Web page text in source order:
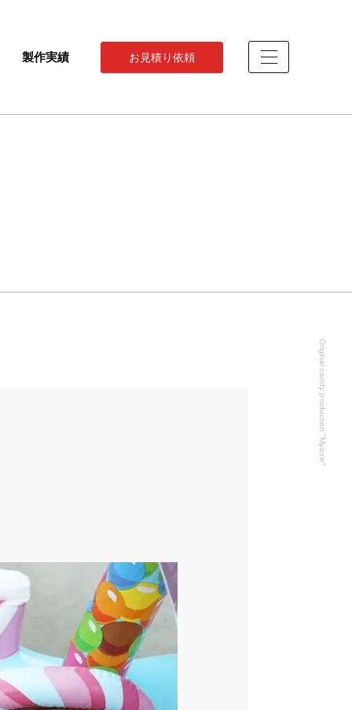
製作実績 お見積り依頼
Original candy production "Myame"